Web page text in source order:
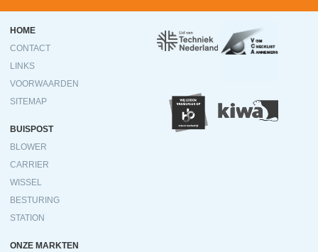
Ondermenu
HOME
CONTACT
LINKS
VOORWAARDEN
SITEMAP
BUISPOST
BLOWER
CARRIER
WISSEL
BESTURING
STATION
ONZE MARKTEN